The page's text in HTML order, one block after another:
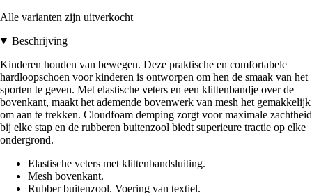
Alle varianten zijn uitverkocht
Beschrijving
Kinderen houden van bewegen. Deze praktische en comfortabele
hardloopschoen voor kinderen is ontworpen om hen de smaak van het
sporten te geven. Met elastische veters en een klittenbandje over de
bovenkant, maakt het ademende bovenwerk van mesh het gemakkelijk
om aan te trekken. Cloudfoam demping zorgt voor maximale zachtheid
bij elke stap en de rubberen buitenzool biedt superieure tractie op elke
ondergrond.
Elastische veters met klittenbandsluiting.
Mesh bovenkant.
Rubber buitenzool. Voering van textiel.